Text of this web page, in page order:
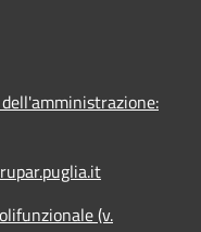
(v.